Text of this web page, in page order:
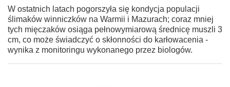
W ostatnich latach pogorszyła się kondycja populacji
ślimaków winniczków na Warmii i Mazurach; coraz mniej
tych mięczaków osiąga pełnowymiarową średnicę muszli 3
cm, co może świadczyć o skłonności do karłowacenia -
wynika z monitoringu wykonanego przez biologów.